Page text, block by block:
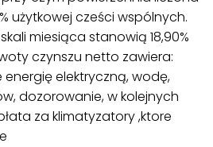
użytkowej cześci wspólnych.
miesiąca stanowią 18,90%
czynszu netto zawiera:
elektryczną, wodę,
dozorowanie, w kolejnych
za klimatyzatory ,ktore